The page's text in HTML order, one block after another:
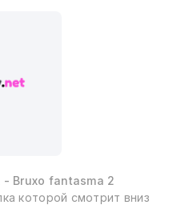
- Bruxo fantasma 2
которой смотрит вниз